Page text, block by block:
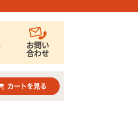
お問い
合わせ
カートを見る